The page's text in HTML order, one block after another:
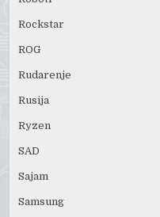
Rockstar
ROG
Rudarenje
Rusija
Ryzen
SAD
Sajam
Samsung